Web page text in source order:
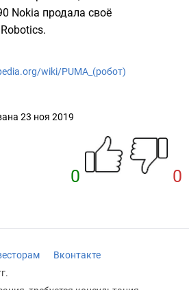
Nokia продала своё
wiki/PUMA_(робот)
23 ноя 2019
0 0
Вконтакте